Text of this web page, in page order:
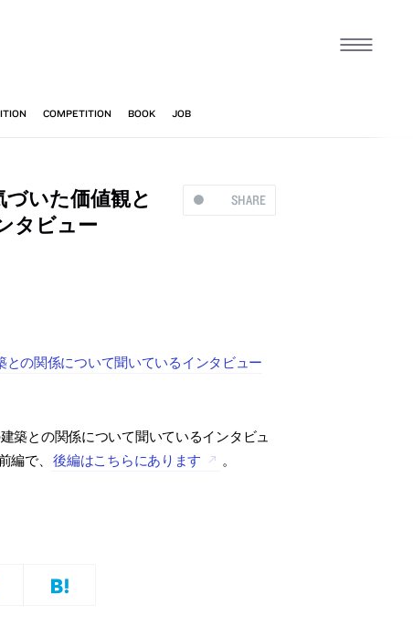
SHARE
いた価値観と
タビュー
の関係について聞いているインタビュー
築との関係について聞いているインタビュ
で、 後編はこちらにあります 。